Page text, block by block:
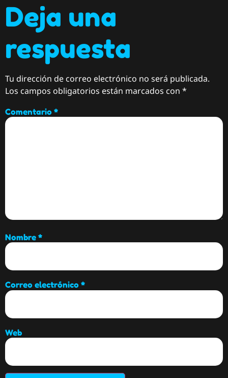
Deja una
respuesta
Tu dirección de correo electrónico no será publicada.
Los campos obligatorios están marcados con *
Comentario *
Nombre *
Correo electrónico *
Web